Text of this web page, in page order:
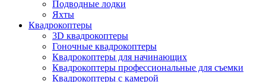
Подводные лодки
Яхты
Квадрокоптеры
3D квадрокоптеры
Гоночные квадрокоптеры
Квадрокоптеры для начинающих
Квадрокоптеры профессиональные для съемки
Квадрокоптеры с камерой